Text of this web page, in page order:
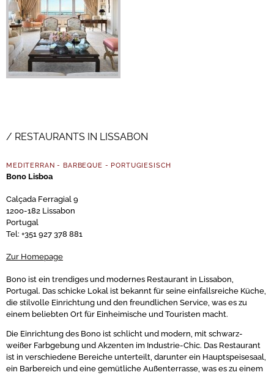
RESTAURANTS IN LISSABON
MEDITERRAN - BARBEQUE - PORTUGIESISCH
Bono Lisboa
Calçada Ferragial 9
1200-182 Lissabon
Portugal
Tel: +351 927 378 881
Zur Homepage
Bono ist ein trendiges und modernes Restaurant in Lissabon,
Portugal. Das schicke Lokal ist bekannt für seine einfallsreiche Küche,
die stilvolle Einrichtung und den freundlichen Service, was es zu
einem beliebten Ort für Einheimische und Touristen macht.
Die Einrichtung des Bono ist schlicht und modern, mit schwarz-
weißer Farbgebung und Akzenten im Industrie-Chic. Das Restaurant
ist in verschiedene Bereiche unterteilt, darunter ein Hauptspeisesaal,
ein Barbereich und eine gemütliche Außenterrasse, was es zu einem